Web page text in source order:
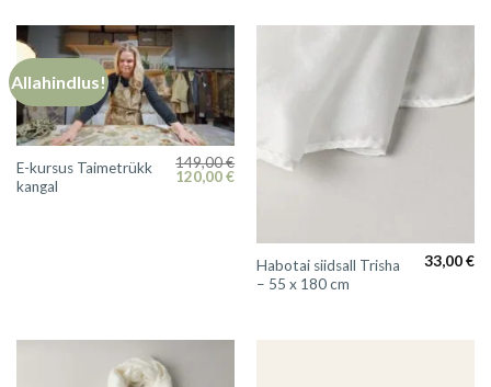
Allahindlus!
E-kursus Taimetrükk
kangal
149,00€
Algne
120,00€Praegune
Habotai siidsall Trisha
– 55 x 180 cm
33,00€